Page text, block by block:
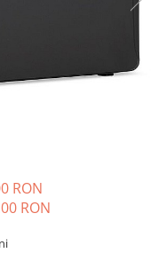
RON
RON